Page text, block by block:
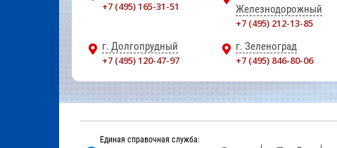
+7 (495) 165-31-51
Железнодорожный
+7 (495) 212-13-85
г. Долгопрудный
+7 (495) 120-47-97
г. Зеленоград
+7 (495) 846-80-06
Единая справочная служба: